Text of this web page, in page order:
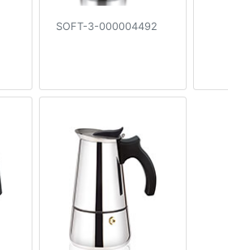
SOFT-3-000004492